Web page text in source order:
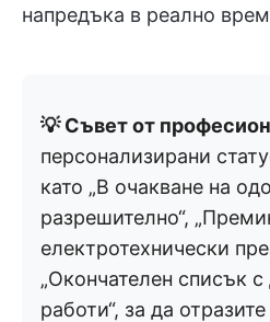
напредъка в реално
💡 Съвет от
персонализирани
като „В очакване на
разрешително“,
електротехнически
„Окончателен списък
работи“, за да